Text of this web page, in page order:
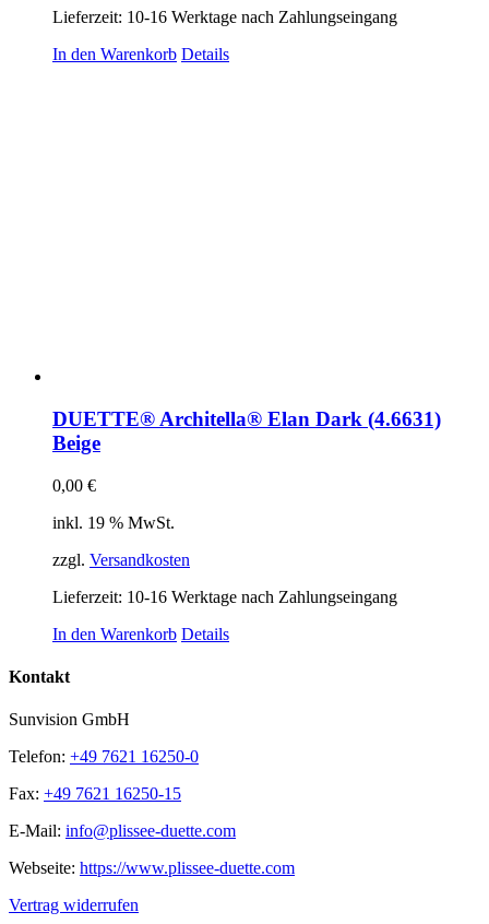
Lieferzeit: 10-16 Werktage nach Zahlungseingang
In den Warenkorb Details
DUETTE® Architella® Elan Dark (4.6631)
Beige
0,00 €
inkl. 19 % MwSt.
zzgl. Versandkosten
Lieferzeit: 10-16 Werktage nach Zahlungseingang
In den Warenkorb Details
Kontakt
Sunvision GmbH
Telefon: +49 7621 16250-0
Fax: +49 7621 16250-15
E-Mail: info@plissee-duette.com
Webseite: https://www.plissee-duette.com
Vertrag widerrufen